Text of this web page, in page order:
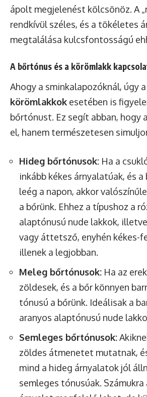
ápolt megjelenést kölcsönöz. A
rendkívül széles, és a tökéletes
megtalálása kulcsfontosságú
A bőrtónus és a körömlakk
Ahogy a sminkalapozóknál, úgy a
körömlakkok esetében is
bőrtónust. Ez segít abban, hogy
el, hanem természetesen
Hideg bőrtónusok: Ha a
inkább kékes árnyalatúak, és a
leég a napon, akkor
a bőrünk. Ehhez a típushoz a
alaptónusú nude lakkok,
vagy áttetsző, enyhén kékes-
illenek a legjobban.
Meleg bőrtónusok: Ha az
zöldesek, és a bőr könnyen
tónusú a bőrünk. Ideálisak a
aranyos alaptónusú nude
Semleges bőrtónusok:
zöldes átmenetet mutatnak,
mind a hideg árnyalatok jól
semleges tónusúak.